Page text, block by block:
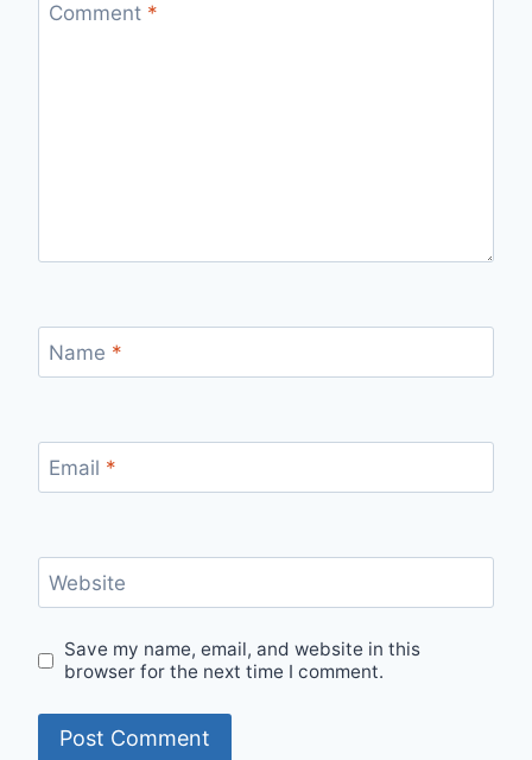
Comment *
Name *
Email *
Website
Save my name, email, and website in this
browser for the next time I comment.